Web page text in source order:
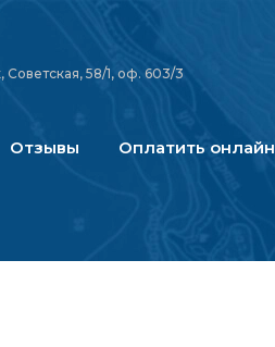
Советская, 58/1, оф. 603/3
Отзывы Оплатить онлайн